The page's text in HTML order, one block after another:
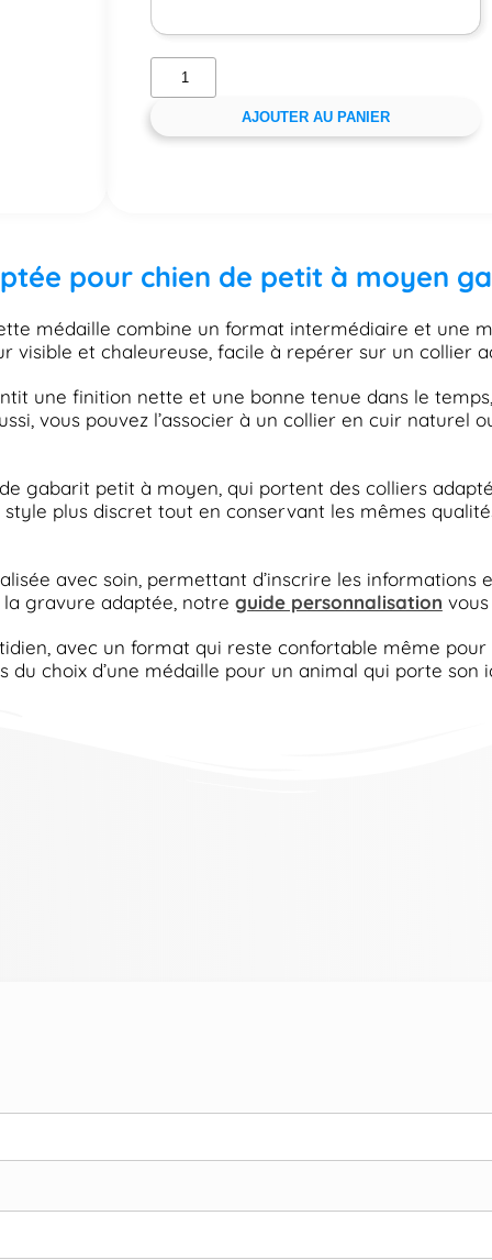
AJOUTER AU PANIER
pour chien de petit à moyen
médaille combine un format intermédiaire et une
et chaleureuse, facile à repérer sur un collier
une finition nette et une bonne tenue dans le
vous pouvez l’associer à un collier en cuir naturel
gabarit petit à moyen, qui portent des colliers
plus discret tout en conservant les mêmes
avec soin, permettant d’inscrire les informations
gravure adaptée, notre guide personnalisation
avec un format qui reste confortable même
choix d’une médaille pour un animal qui porte son